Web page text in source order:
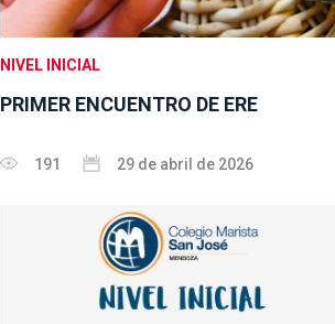
NIVEL INICIAL
PRIMER ENCUENTRO DE ERE
191 29 de abril de 2026